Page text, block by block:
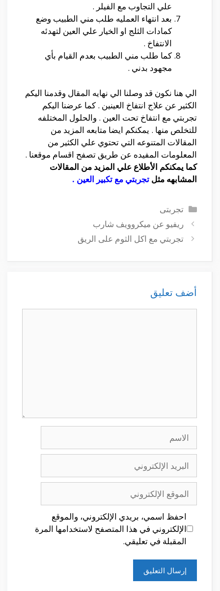
علي التجاوب مع الفيلر .
بعد انتهاء العمليه طلب مني الطبيب وضع
كمادات الثلج او الخيار علي العين لتهدئه
الانتفاخ .
كما طلب مني الطبيب بعدم القيام بأي
مجهود بدني .
الي هنا نكون قد وصلنا الي نهايه المقال وقدمنا اليكم
الكثير عن علاج انتفاخ العينين . كما عرضنا اليكم
تجربتي مع انتفاخ تحت العين . والحلول المختلفه
للتخلص منها . يمكنكم ايضا متابعه المزيد من
المقالات المتنوعه التي تحتوي علي الكثير من
المعلومات المفيده عن طريق تصفح اقسام موقعنا .
كما يمكنكم الأطلاع علي المزيد من المقالات
المشابهه مثل تجربتي مع تكبير العين .
التصنيفات
تجربتى
ريفيو عن ميكروويف شارب
تجربتي مع اكل الثوم على الريق
أضف تعليق
الإلكتروني
الإلكتروني
احفظ اسمي، بريدي الإلكتروني، والموقع
الإلكتروني في هذا المتصفح لاستخدامها المرة
المقبلة في تعليقي.